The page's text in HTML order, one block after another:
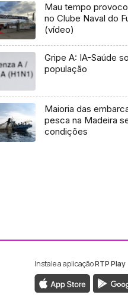
Mau tempo
no Clube Naval do
(vídeo)
Gripe A: IA-Saúde
população
Maioria das
pesca na Madeira
condições
da RTP Madeira
da RTP
Instale a aplicaçãoRTP Play